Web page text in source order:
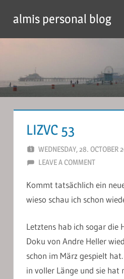
content
almis personal blog
LIZVC 53
WEDNESDAY, 28. OCTOBER
LEAVE A COMMENT
Kommt tatsächlich ein
wieso schau ich schon
Letztens hab ich sogar die
Doku von Andre Heller
schon im März gespielt
in voller Länge und sie hat